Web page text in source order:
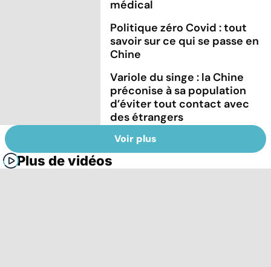
médical
Politique zéro Covid : tout
savoir sur ce qui se passe en
Chine
Variole du singe : la Chine
préconise à sa population
d’éviter tout contact avec
des étrangers
Voir plus
Plus de vidéos